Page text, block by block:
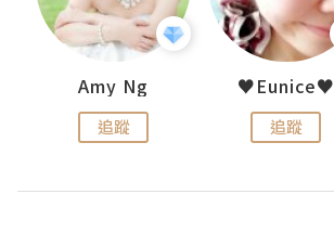
Amy Ng
追蹤
♥Eunice♥
追蹤